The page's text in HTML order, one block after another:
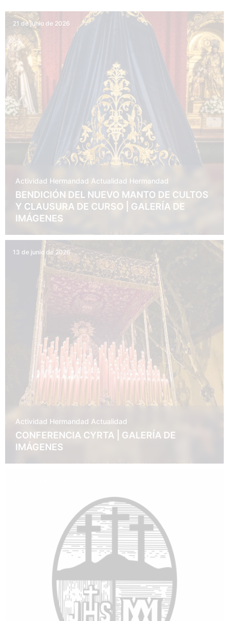
21 de junio de 2026
Actividad Hermandad Actualidad Hermandad
BENDICIÓN DEL NUEVO MANTO DE CULTOS
Y CLAUSURA DE CURSO | GALERÍA DE
IMÁGENES
13 de junio de 2026
Actividad Hermandad Actualidad
CONFERENCIA CYRTA | GALERÍA DE
IMÁGENES